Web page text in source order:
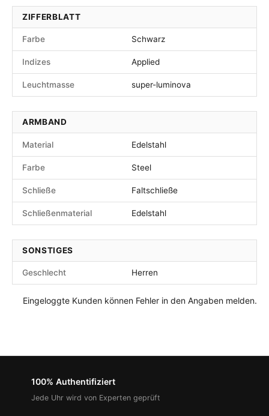
ZIFFERBLATT
Farbe Schwarz
Indizes Applied
Leuchtmasse super-luminova
ARMBAND
Material Edelstahl
Farbe Steel
Schließe Faltschließe
Schließenmaterial Edelstahl
SONSTIGES
Geschlecht Herren
Eingeloggte Kunden können Fehler in den Angaben melden.
100% Authentifiziert
Jede Uhr wird von Experten geprüft